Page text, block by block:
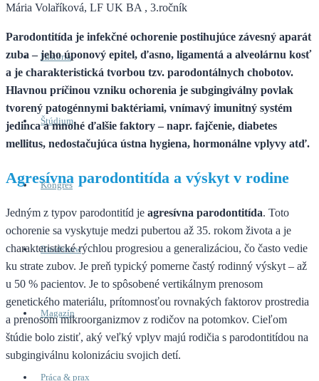
História
Štúdium
Kongres
Roadshow
Magazín
Práca & prax
Mária Volaříková, LF UK BA , 3.ročník
Parodontitída je infekčné ochorenie postihujúce závesný aparát
zuba – jeho úponový epitel, ďasno, ligamentá a alveolárnu kosť
a je charakteristická tvorbou tzv. parodontálnych chobotov.
Hlavnou príčinou vzniku ochorenia je subgingiválny povlak
tvorený patogénnymi baktériami, vnímavý imunitný systém
jedinca a mnohé ďalšie faktory – napr. fajčenie, diabetes
mellitus, nedostačujúca ústna hygiena, hormonálne vplyvy atď.
Agresívna parodontitída a výskyt v rodine
Jedným z typov parodontitíd je agresívna parodontitída. Toto
ochorenie sa vyskytuje medzi pubertou až 35. rokom života a je
charakteristické rýchlou progresiou a generalizáciou, čo často vedie
ku strate zubov. Je preň typický pomerne častý rodinný výskyt – až
u 50 % pacientov. Je to spôsobené vertikálnym prenosom
genetického materiálu, prítomnosťou rovnakých faktorov prostredia
a prenosom mikroorganizmov z rodičov na potomkov. Cieľom
štúdie bolo zistiť, aký veľký vplyv majú rodičia s parodontitídou na
subgingiválnu kolonizáciu svojich detí.